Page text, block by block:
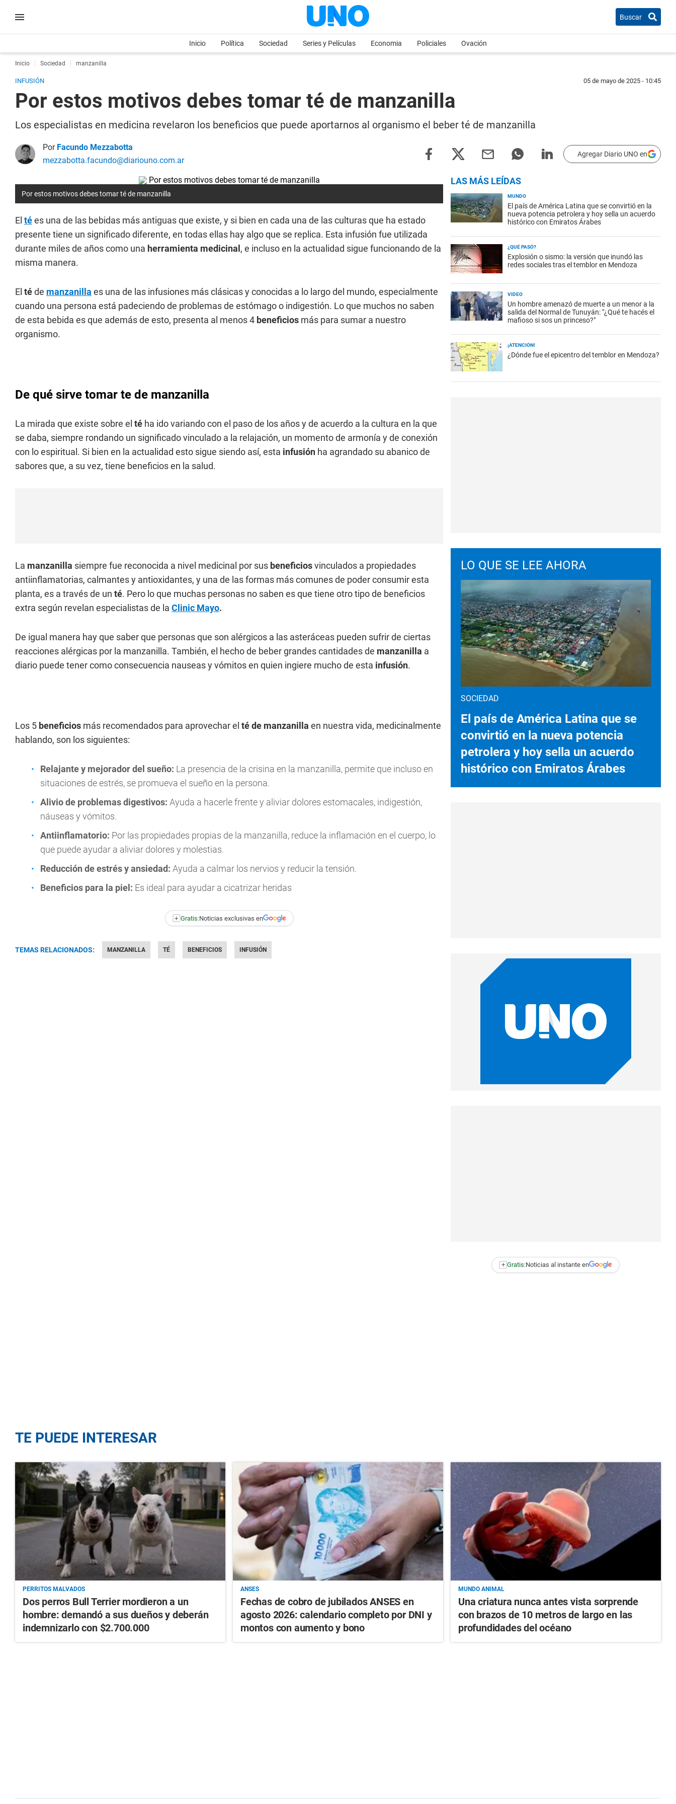
Buscar
Inicio Política Sociedad Series y Películas Economia Policiales Ovación
Inicio Sociedad manzanilla
INFUSIÓN 05 de mayo de 2025 - 10:45
Por estos motivos debes tomar té de manzanilla
Los especialistas en medicina revelaron los beneficios que puede aportarnos al organismo el beber té de manzanilla
Por Facundo Mezzabotta
mezzabotta.facundo@diariouno.com.ar
Agregar Diario UNO en
Por estos motivos debes tomar té de manzanilla
El tées una de las bebidas más antiguas que existe, y si bien en cada una de las culturas que ha estado
presente tiene un significado diferente, en todas ellas hay algo que se replica. Esta infusión fue utilizada
durante miles de años como una herramienta medicinal , e incluso en la actualidad sigue funcionando de la
misma manera.
El téde manzanilla es una de las infusiones más clásicas y conocidas a lo largo del mundo, especialmente
cuando una persona está padeciendo de problemas de estómago o indigestión. Lo que muchos no saben
de esta bebida es que además de esto, presenta al menos 4 beneficios más para sumar a nuestro
organismo.
De qué sirve tomar te de manzanilla
La mirada que existe sobre el té ha ido variando con el paso de los años y de acuerdo a la cultura en la que
se daba, siempre rondando un significado vinculado a la relajación, un momento de armonía y de conexión
con lo espiritual. Si bien en la actualidad esto sigue siendo así, esta infusión ha agrandado su abanico de
sabores que, a su vez, tiene beneficios en la salud.
La manzanilla siempre fue reconocida a nivel medicinal por sus beneficiosvinculados a propiedades
antiinflamatorias, calmantes y antioxidantes, y una de las formas más comunes de poder consumir esta
planta, es a través de un té. Pero lo que muchas personas no saben es que tiene otro tipo de beneficios
extra según revelan especialistas de la Clinic Mayo.
De igual manera hay que saber que personas que son alérgicos a las asteráceas pueden sufrir de ciertas
reacciones alérgicas por la manzanilla. También, el hecho de beber grandes cantidades de manzanilla a
diario puede tener como consecuencia nauseas y vómitos en quien ingiere mucho de esta infusión.
Los 5 beneficios más recomendados para aprovechar el té de manzanilla en nuestra vida, medicinalmente
hablando, son los siguientes:
Relajante y mejorador del sueño: La presencia de la crisina en la manzanilla, permite que incluso en
situaciones de estrés, se promueva el sueño en la persona.
Alivio de problemas digestivos: Ayuda a hacerle frente y aliviar dolores estomacales, indigestión,
náuseas y vómitos.
Antiinflamatorio: Por las propiedades propias de la manzanilla, reduce la inflamación en el cuerpo, lo
que puede ayudar a aliviar dolores y molestias.
Reducción de estrés y ansiedad: Ayuda a calmar los nervios y reducir la tensión.
Beneficios para la piel: Es ideal para ayudar a cicatrizar heridas
+ Gratis:Noticias exclusivas en
TEMAS RELACIONADOS: MANZANILLA TÉ BENEFICIOS INFUSIÓN
LAS MÁS LEÍDAS
MUNDO
El país de América Latina que se convirtió en la
nueva potencia petrolera y hoy sella un acuerdo
histórico con Emiratos Árabes
¿QUÉ PASÓ?
Explosión o sismo: la versión que inundó las
redes sociales tras el temblor en Mendoza
VIDEO
Un hombre amenazó de muerte a un menor a la
salida del Normal de Tunuyán: "¿Qué te hacés el
mafioso si sos un princeso?"
¡ATENCIÓN!
¿Dónde fue el epicentro del temblor en Mendoza?
LO QUE SE LEE AHORA
SOCIEDAD
El país de América Latina que se
convirtió en la nueva potencia
petrolera y hoy sella un acuerdo
histórico con Emiratos Árabes
+ Gratis:Noticias al instante en
TE PUEDE INTERESAR
PERRITOS MALVADOS
Dos perros Bull Terrier mordieron a un
hombre: demandó a sus dueños y deberán
indemnizarlo con $2.700.000
ANSES
Fechas de cobro de jubilados ANSES en
agosto 2026: calendario completo por DNI y
montos con aumento y bono
MUNDO ANIMAL
Una criatura nunca antes vista sorprende
con brazos de 10 metros de largo en las
profundidades del océano